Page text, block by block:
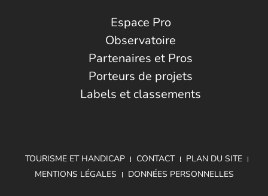
Espace Pro
Observatoire
Partenaires et Pros
Porteurs de projets
Labels et classements
TOURISME ET HANDICAP CONTACT
PLAN DU SITE
MENTIONS LÉGALES
DONNÉES PERSONNELLES